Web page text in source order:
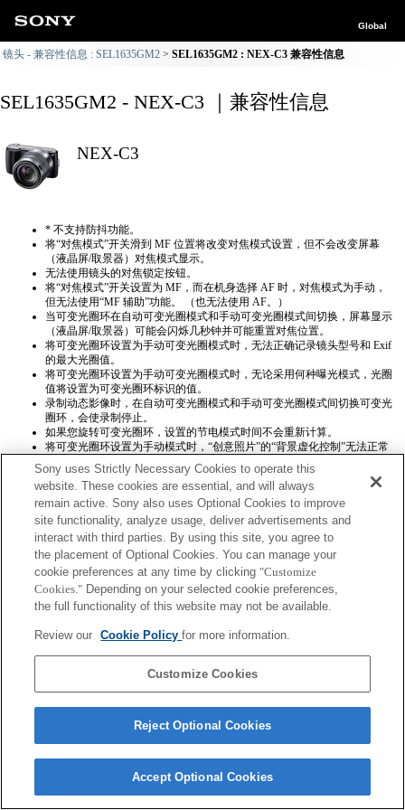
Global
镜头 - 兼容性信息 : SEL1635GM2 SEL1635GM2 : NEX-C3 兼容性信息
SEL1635GM2 - NEX-C3 ｜兼容性信息
NEX-C3
* 不支持防抖功能。
将“对焦模式”开关滑到 MF 位置将改变对焦模式设置，但不会改变屏幕
（液晶屏/取景器）对焦模式显示。
无法使用镜头的对焦锁定按钮。
将“对焦模式”开关设置为 MF，而在机身选择 AF 时，对焦模式为手动，
但无法使用“MF 辅助”功能。 （也无法使用 AF。）
当可变光圈环在自动可变光圈模式和手动可变光圈模式间切换，屏幕显示
（液晶屏/取景器）可能会闪烁几秒钟并可能重置对焦位置。
将可变光圈环设置为手动可变光圈模式时，无法正确​​记录镜头型号和 Exif
的最大光圈值。
将可变光圈环设置为手动可变光圈模式时，无论采用何种曝光模式，光圈
值将设置为可变光圈环标识的值。
录制动态影像时，在自动可变光圈模式和手动可变光圈模式间切换可变光
圈环，会使录制停止。
如果您旋转可变光圈环，设置的节电模式时间不会重新计算。
将可变光圈环设置为手动模式时，“创意照片”的“背景虚化控制”无法正常
运行，然而屏幕显示则一切正常。
Exif镜头名称将不会被正确记录。
Terms of Use Contact Us
Copyright 2026 Sony Corporation
Sony uses Strictly Necessary Cookies to operate this
website. These cookies are essential, and will always
remain active. Sony also uses Optional Cookies to improve
site functionality, analyze usage, deliver advertisements and
interact with third parties. By using this site, you agree to
the placement of Optional Cookies. You can manage your
cookie preferences at any time by clicking "Customize
Cookies." Depending on your selected cookie preferences,
the full functionality of this website may not be available.
Review our Cookie Policyfor more information.
Customize Cookies
Reject Optional Cookies
Accept Optional Cookies